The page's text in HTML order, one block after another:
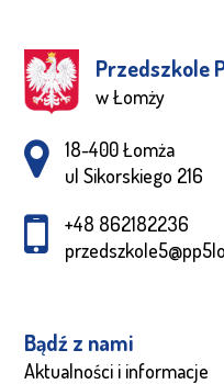
Przedszkole
w Łomży
Adres pocztowy:
18-400 Łomża
ul Sikorskiego 216
+48 862182236
Bądź z nami
Aktualności i informacje